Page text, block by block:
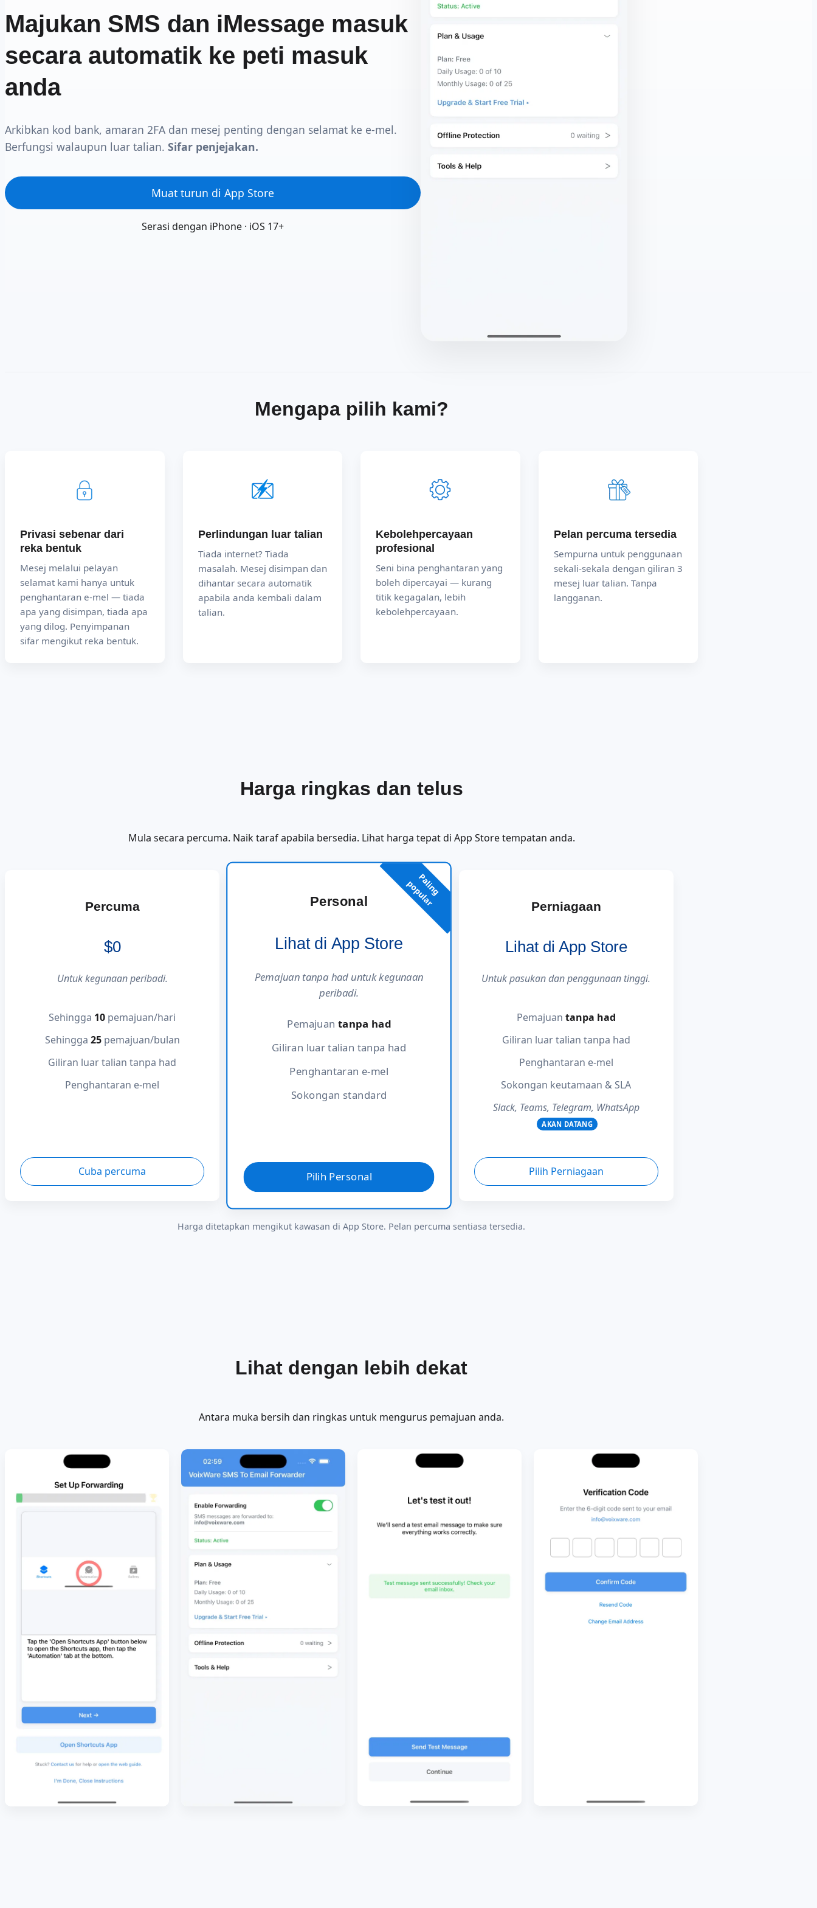
Majukan SMS dan iMessage masuk
secara automatik ke peti masuk
anda
Arkibkan kod bank, amaran 2FA dan mesej penting dengan selamat ke e-mel.
Berfungsi walaupun luar talian. Sifar penjejakan.
Muat turun di App Store
Serasi dengan iPhone · iOS 17+
Mengapa pilih kami?
Privasi sebenar dari
reka bentuk
Mesej melalui pelayan
selamat kami hanya untuk
penghantaran e-mel — tiada
apa yang disimpan, tiada apa
yang dilog. Penyimpanan
sifar mengikut reka bentuk.
Perlindungan luar talian
Tiada internet? Tiada
masalah. Mesej disimpan dan
dihantar secara automatik
apabila anda kembali dalam
talian.
Kebolehpercayaan
profesional
Seni bina penghantaran yang
boleh dipercayai — kurang
titik kegagalan, lebih
kebolehpercayaan.
Pelan percuma tersedia
Sempurna untuk penggunaan
sekali-sekala dengan giliran 3
mesej luar talian. Tanpa
langganan.
Harga ringkas dan telus
Mula secara percuma. Naik taraf apabila bersedia. Lihat harga tepat di App Store tempatan anda.
Percuma
$0
Untuk kegunaan peribadi.
Sehingga 10 pemajuan/hari
Sehingga 25pemajuan/bulan
Giliran luar talian tanpa had
Penghantaran e-mel
Cuba percuma
P
a
l
i
n
g
p
o
p
u
l
a
r
Personal
Lihat di App Store
Pemajuan tanpa had untuk kegunaan
peribadi.
Pemajuantanpa had
Giliran luar talian tanpa had
Penghantaran e-mel
Sokongan standard
Pilih Personal
Perniagaan
Lihat di App Store
Untuk pasukan dan penggunaan tinggi.
Pemajuan tanpa had
Giliran luar talian tanpa had
Penghantaran e-mel
Sokongan keutamaan & SLA
Slack, Teams, Telegram, WhatsApp
AKAN DATANG
Pilih Perniagaan
Harga ditetapkan mengikut kawasan di App Store. Pelan percuma sentiasa tersedia.
Lihat dengan lebih dekat
Antara muka bersih dan ringkas untuk mengurus pemajuan anda.